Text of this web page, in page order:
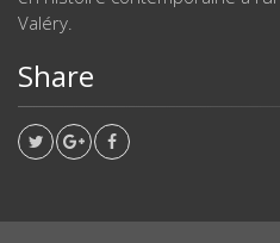
Valéry.
Share